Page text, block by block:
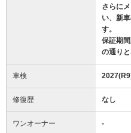
さらに
い、新
す。
保証期
の通りと
車検
修復歴 なし
ワンオーナー -